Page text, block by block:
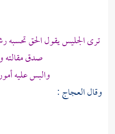
ترى الجليس يقول الحق تحسبه
صدق مقالته
والبس عليه
وقالالعجاج: